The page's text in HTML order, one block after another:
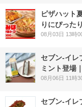
ピザハット
りにぴった
08月03日 13時
セブン‐イ
ミント登場
08月06日 11時
セブン-イレ